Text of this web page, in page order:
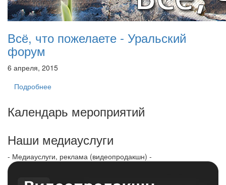
Всё, что пожелаете - Уральский
форум
6 апреля, 2015
Подробнее
Календарь мероприятий
Наши медиауслуги
- Медиауслуги, реклама (видеопродакшн) -